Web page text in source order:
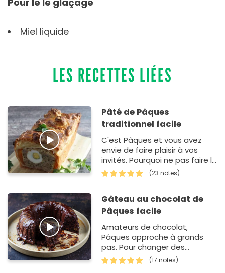
Miel liquide
LES RECETTES LIÉES
Pâté de Pâques
traditionnel facile
C'est Pâques et vous avez
envie de faire plaisir à vos
invités. Pourquoi ne pas faire le
pâté traditionnel vous-même.
Tout d'…
(23 notes)
Gâteau au chocolat de
Pâques facile
Amateurs de chocolat,
Pâques approche à grands
pas. Pour changer des
traditionnelles fritures,
classiques œufs en chocolat
(17 notes)